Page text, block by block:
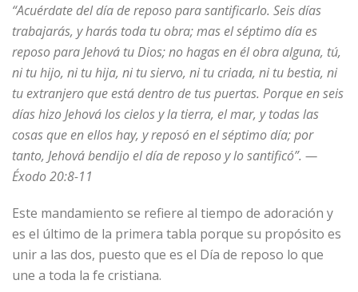
“Acuérdate del día de reposo para santificarlo. Seis días
trabajarás, y harás toda tu obra; mas el séptimo día es
reposo para Jehová tu Dios; no hagas en él obra alguna, tú,
ni tu hijo, ni tu hija, ni tu siervo, ni tu criada, ni tu bestia, ni
tu extranjero que está dentro de tus puertas. Porque en seis
días hizo Jehová los cielos y la tierra, el mar, y todas las
cosas que en ellos hay, y reposó en el séptimo día; por
tanto, Jehová bendijo el día de reposo y lo santificó”. —
Éxodo 20:8-11
Este mandamiento se refiere al tiempo de adoración y
es el último de la primera tabla porque su propósito es
unir a las dos, puesto que es el Día de reposo lo que
une a toda la fe cristiana.